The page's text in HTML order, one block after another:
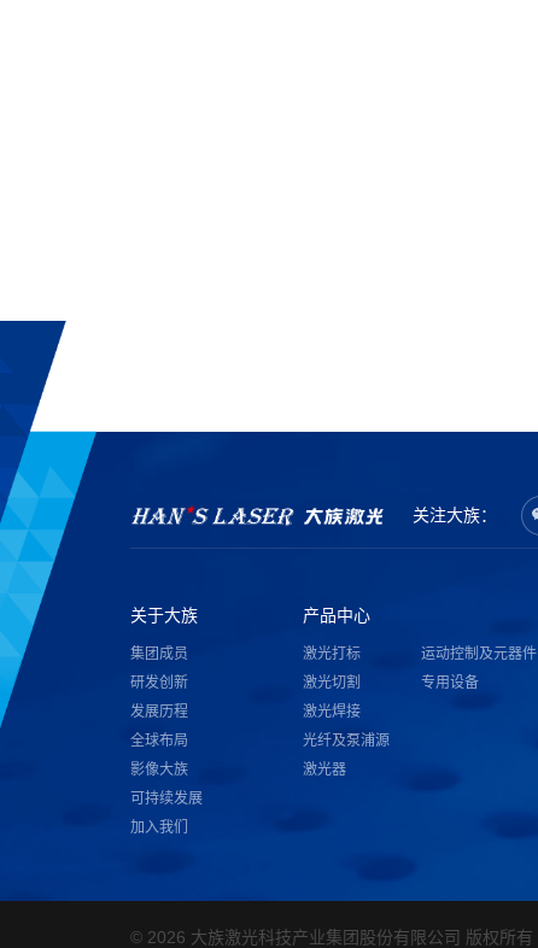
关注大族：
关于大族
集团成员
研发创新
发展历程
全球布局
影像大族
可持续发展
加入我们
产品中心
激光打标
激光切割
激光焊接
光纤及泵浦源
激光器
运动控制及元器件
专用设备
© 2026 大族激光科技产业集团股份有限公司 版权所有